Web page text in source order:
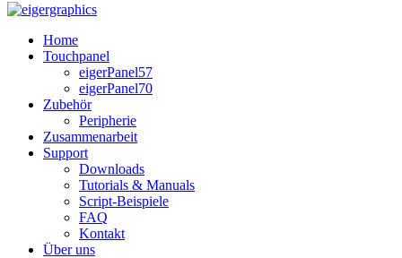
Home
Touchpanel
eigerPanel57
eigerPanel70
Zubehör
Peripherie
Zusammenarbeit
Support
Downloads
Tutorials & Manuals
Script-Beispiele
FAQ
Kontakt
Über uns